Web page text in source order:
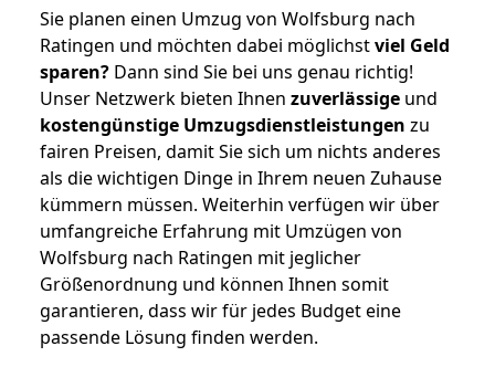
Sie planen einen Umzug von Wolfsburg nach
Ratingen und möchten dabei möglichstviel Geld
sparen? Dann sind Sie bei uns genau richtig!
Unser Netzwerk bieten Ihnen zuverlässige und
kostengünstige Umzugsdienstleistungen zu
fairen Preisen, damit Sie sich um nichts anderes
als die wichtigen Dinge in Ihrem neuen Zuhause
kümmern müssen. Weiterhin verfügen wir über
umfangreiche Erfahrung mit Umzügen von
Wolfsburg nach Ratingen mit jeglicher
Größenordnung und können Ihnen somit
garantieren, dass wir für jedes Budget eine
passende Lösung finden werden.